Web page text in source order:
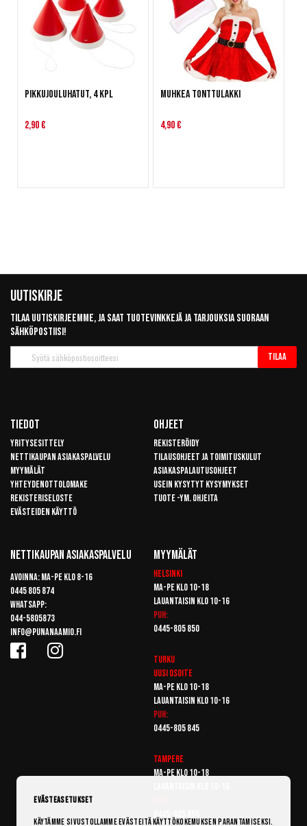
Pikkujouluhatut, 4 kpl
2,90 €
Muhkea tonttulakki
4,90 €
Uutiskirje
Tilaa uutiskirjeemme, ja saat tuotevinkkejä ja tarjouksia suoraan
sähköpostiisi!
uutiskirje
Tilaa
Tiedot
Yritysesittely
Nettikaupan asiakaspalvelu
Myymälät
Yhteydenottolomake
Rekisteriseloste
Evästeiden käyttö
Ohjeet
Rekisteröidy
Tilausohjeet ja toimituskulut
Asiakaspalautusohjeet
Usein kysytyt kysymykset
Tuote -ym. ohjeita
Nettikaupan Asiakaspalvelu
Avoinna: Ma-pe klo 8-16
0445 805 874
Whatsapp:
044-5805873
info@punanaamio.fi
Myymälät
Helsinki
Ma-pe klo 10-18
Lauantaisin klo 10-16
Puh:
0445-805 850
Turku
Uusi osoite
Ma-pe klo 10-18
Lauantaisin klo 10-16
Puh:
0445-805 845
Tampere
Ma-pe klo 10-18
Evästeasetukset
Käytämme sivustollamme evästeitä käyttökokemuksen parantamiseksi.